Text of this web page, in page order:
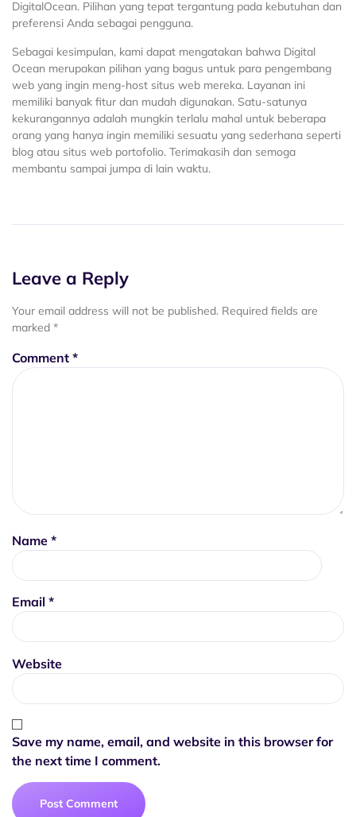
DigitalOcean. Pilihan yang tepat tergantung pada kebutuhan dan
preferensi Anda sebagai pengguna.
Sebagai kesimpulan, kami dapat mengatakan bahwa Digital
Ocean merupakan pilihan yang bagus untuk para pengembang
web yang ingin meng-host situs web mereka. Layanan ini
memiliki banyak fitur dan mudah digunakan. Satu-satunya
kekurangannya adalah mungkin terlalu mahal untuk beberapa
orang yang hanya ingin memiliki sesuatu yang sederhana seperti
blog atau situs web portofolio. Terimakasih dan semoga
membantu sampai jumpa di lain waktu.
Leave a Reply
Your email address will not be published. Required fields are
marked *
Comment *
Name *
Email *
Website
Save my name, email, and website in this browser for
the next time I comment.